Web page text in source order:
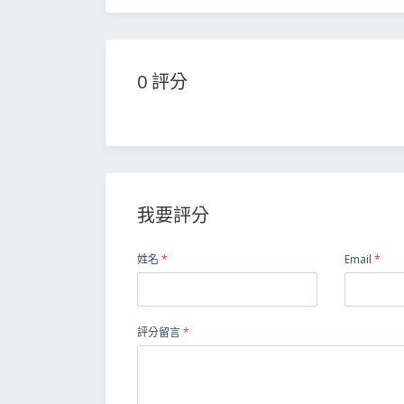
0 評分
我要評分
姓名 * Email *
評分留言*